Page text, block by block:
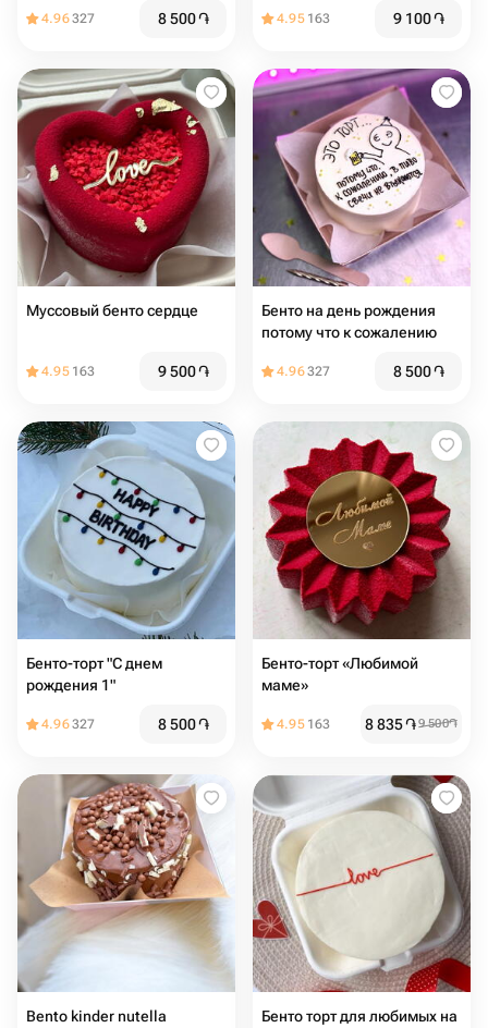
4.96327 8 500֏ 4.95 163 9 100֏
Муссовый бенто сердце
4.95 163 9 500֏
Бенто на день рождения
потому что к сожалению
4.96327 8 500֏
Бенто-торт "С днем
рождения 1"
4.96327 8 500֏
Бенто-торт «Любимой
маме»
4.95 163 8 835֏9 500֏
Bento kinder nutella
Бенто торт для любимых на